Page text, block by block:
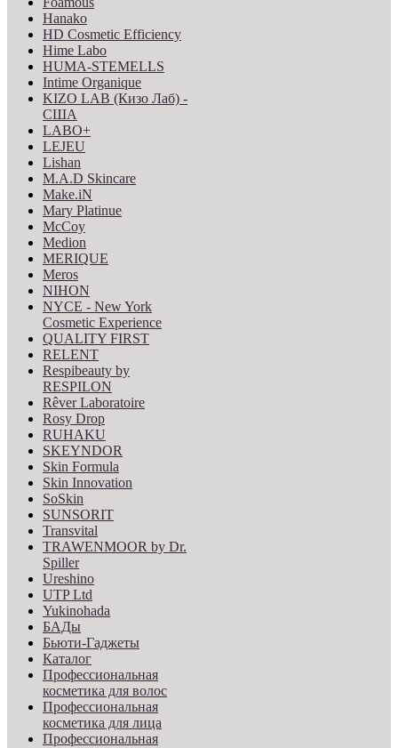
Hanako
HD Cosmetic Efficiency
Hime Labo
HUMA-STEMELLS
Intime Organique
KIZO LAB (Кизо Лаб) -
США
LABO+
LEJEU
Lishan
M.A.D Skincare
Make.iN
Mary Platinue
McCoy
Medion
MERIQUE
Meros
NIHON
NYCE - New York
Cosmetic Experience
QUALITY FIRST
RELENT
Respibeauty by
RESPILON
Rêver Laboratoire
Rosy Drop
RUHAKU
SKEYNDOR
Skin Formula
Skin Innovation
SoSkin
SUNSORIT
Transvital
TRAWENMOOR by Dr.
Spiller
Ureshino
UTP Ltd
Yukinohada
БАДы
Бьюти-Гаджеты
Каталог
Профессиональная
косметика для волос
Профессиональная
косметика для лица
Профессиональная